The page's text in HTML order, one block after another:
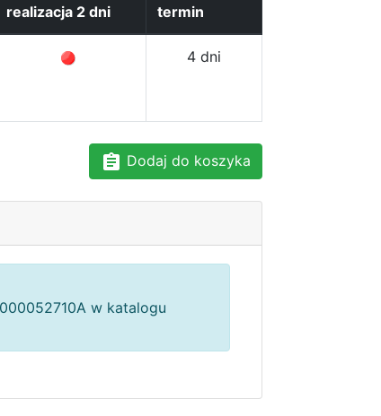
realizacja 2 dni
termin
4 dni
Dodaj do koszyka
w katalogu